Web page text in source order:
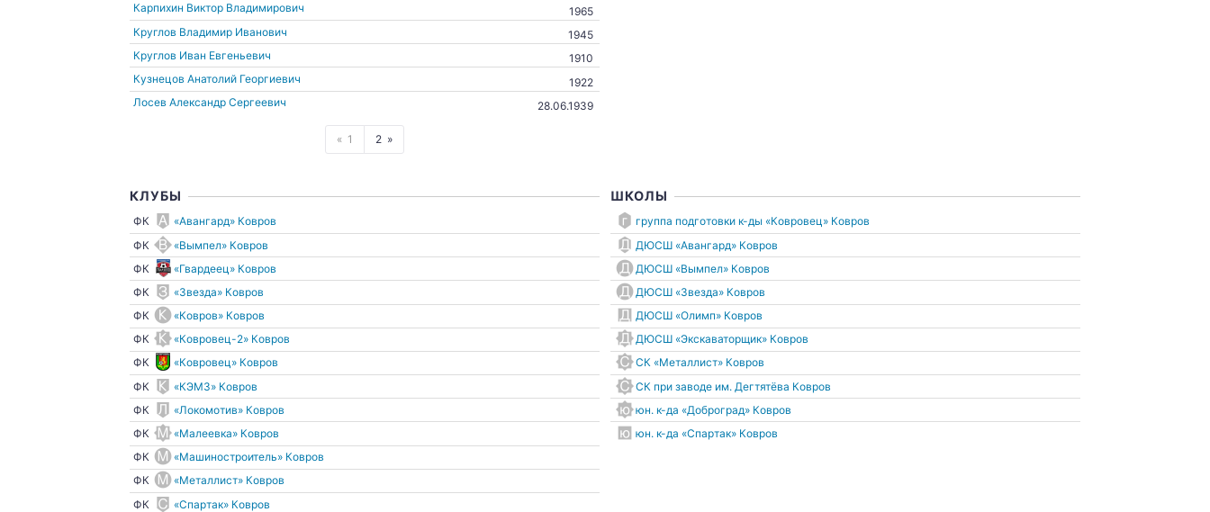
Карпихин Виктор Владимирович
1965
Круглов Владимир Иванович
1945
Круглов Иван Евгеньевич
1910
Кузнецов Анатолий Георгиевич
1922
Лосев Александр Сергеевич
28.06.1939
1 2
КЛУБЫ
ФК
«Авангард» Ковров
ФК
«Вымпел» Ковров
ФК
«Гвардеец» Ковров
ФК
«Звезда» Ковров
ФК
«Ковров» Ковров
ФК
«Ковровец-2» Ковров
ФК
«Ковровец» Ковров
ФК
«КЭМЗ» Ковров
ФК
«Локомотив» Ковров
ФК
«Малеевка» Ковров
ФК
«Машиностроитель» Ковров
ФК
«Металлист» Ковров
ФК
«Спартак» Ковров
ШКОЛЫ
группа подготовки к-ды «Ковровец» Ковров
ДЮСШ «Авангард» Ковров
ДЮСШ «Вымпел» Ковров
ДЮСШ «Звезда» Ковров
ДЮСШ «Олимп» Ковров
ДЮСШ «Экскаваторщик» Ковров
СК «Металлист» Ковров
СК при заводе им. Дегтятёва Ковров
юн. к-да «Доброград» Ковров
юн. к-да «Спартак» Ковров